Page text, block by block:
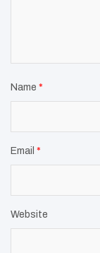
Name *
Email *
Website